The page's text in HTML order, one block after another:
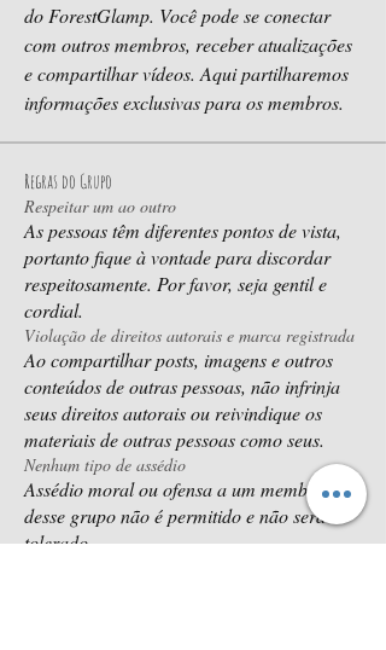
do ForestGlamp. Você pode se conectar
com outros membros, receber atualizações
e compartilhar vídeos. Aqui partilharemos
informações exclusivas para os membros.
Regras do Grupo
Respeitar um ao outro
As pessoas têm diferentes pontos de vista,
portanto fique à vontade para discordar
respeitosamente. Por favor, seja gentil e
cordial.
Violação de direitos autorais e marca registrada
Ao compartilhar posts, imagens e outros
conteúdos de outras pessoas, não infrinja
seus direitos autorais ou reivindique os
materiais de outras pessoas como seus.
Nenhum tipo de assédio
Assédio moral ou ofensa a um membro
desse grupo não é permitido e não será
tolerado.